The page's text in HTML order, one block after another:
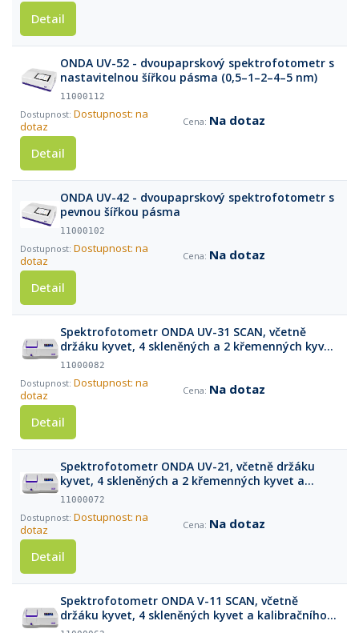
Detail
ONDA UV-52 - dvoupaprskový spektrofotometr s
nastavitelnou šířkou pásma (0,5–1–2–4–5 nm)
11000112
Dostupnost: na
dotaz
Na dotaz
Detail
ONDA UV-42 - dvoupaprskový spektrofotometr s
pevnou šířkou pásma
11000102
Dostupnost: na
dotaz
Na dotaz
Detail
Spektrofotometr ONDA UV-31 SCAN, včetně
držáku kyvet, 4 skleněných a 2 křemenných kyvet
a kalibračního protokolu
11000082
Dostupnost: na
dotaz
Na dotaz
Detail
Spektrofotometr ONDA UV-21, včetně držáku
kyvet, 4 skleněných a 2 křemenných kyvet a
kalibračního protokolu
11000072
Dostupnost: na
dotaz
Na dotaz
Detail
Spektrofotometr ONDA V-11 SCAN, včetně
držáku kyvet, 4 skleněných kyvet a kalibračního
protokolu